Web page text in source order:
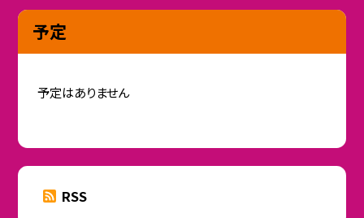
予定
予定はありません
RSS